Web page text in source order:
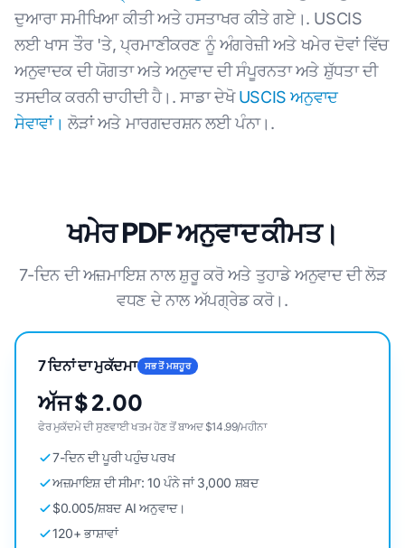
ਦੁਆਰਾ ਸਮੀਖਿਆ ਕੀਤੀ ਅਤੇ ਹਸਤਾਖਰ ਕੀਤੇ ਗਏ।. USCIS
ਲਈ ਖਾਸ ਤੌਰ 'ਤੇ, ਪ੍ਰਮਾਣੀਕਰਣ ਨੂੰ ਅੰਗਰੇਜ਼ੀ ਅਤੇ ਖਮੇਰ ਦੋਵਾਂ ਵਿੱਚ
ਅਨੁਵਾਦਕ ਦੀ ਯੋਗਤਾ ਅਤੇ ਅਨੁਵਾਦ ਦੀ ਸੰਪੂਰਨਤਾ ਅਤੇ ਸ਼ੁੱਧਤਾ ਦੀ
ਤਸਦੀਕ ਕਰਨੀ ਚਾਹੀਦੀ ਹੈ।. ਸਾਡਾ ਦੇਖੋUSCIS ਅਨੁਵਾਦ
ਸੇਵਾਵਾਂ। ਲੋੜਾਂ ਅਤੇ ਮਾਰਗਦਰਸ਼ਨ ਲਈ ਪੰਨਾ।.
ਖਮੇਰ PDF ਅਨੁਵਾਦ ਕੀਮਤ।
7-ਦਿਨ ਦੀ ਅਜ਼ਮਾਇਸ਼ ਨਾਲ ਸ਼ੁਰੂ ਕਰੋ ਅਤੇ ਤੁਹਾਡੇ ਅਨੁਵਾਦ ਦੀ ਲੋੜ
ਵਧਣ ਦੇ ਨਾਲ ਅੱਪਗ੍ਰੇਡ ਕਰੋ।.
7 ਦਿਨਾਂ ਦਾ ਮੁਕੱਦਮਾ ਸਭ ਤੋਂ ਮਸ਼ਹੂਰ
ਅੱਜ $ 2.00
ਫੇਰ ਮੁਕੱਦਮੇ ਦੀ ਸੁਣਵਾਈ ਖਤਮ ਹੋਣ ਤੋਂ ਬਾਅਦ $14.99/ਮਹੀਨਾ
7-ਦਿਨ ਦੀ ਪੂਰੀ ਪਹੁੰਚ ਪਰਖ
ਅਜ਼ਮਾਇਸ਼ ਦੀ ਸੀਮਾ: 10 ਪੰਨੇ ਜਾਂ 3,000 ਸ਼ਬਦ
$0.005/ਸ਼ਬਦ AI ਅਨੁਵਾਦ।
120+ ਭਾਸ਼ਾਵਾਂ